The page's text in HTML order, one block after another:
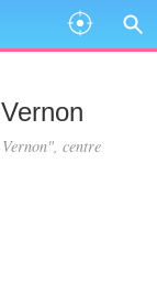
centre